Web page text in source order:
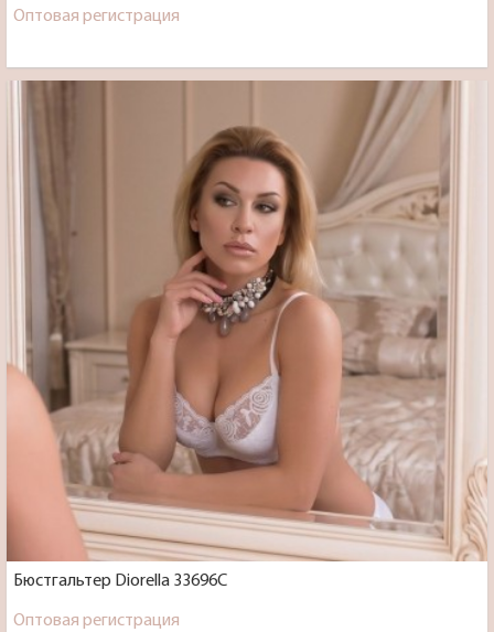
Оптовая регистрация
Бюстгальтер Diorella 33696C
Оптовая регистрация